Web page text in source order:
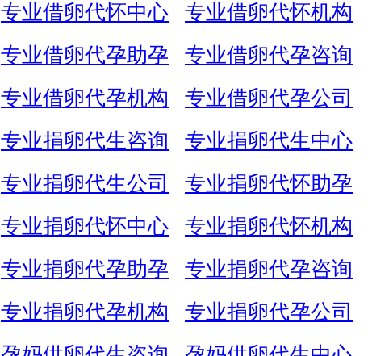
专业借卵代怀中心
专业借卵代怀机构
专业借卵代孕助孕
专业借卵代孕咨询
专业借卵代孕机构
专业借卵代孕公司
专业捐卵代生咨询
专业捐卵代生中心
专业捐卵代生公司
专业捐卵代怀助孕
专业捐卵代怀中心
专业捐卵代怀机构
专业捐卵代孕助孕
专业捐卵代孕咨询
专业捐卵代孕机构
专业捐卵代孕公司